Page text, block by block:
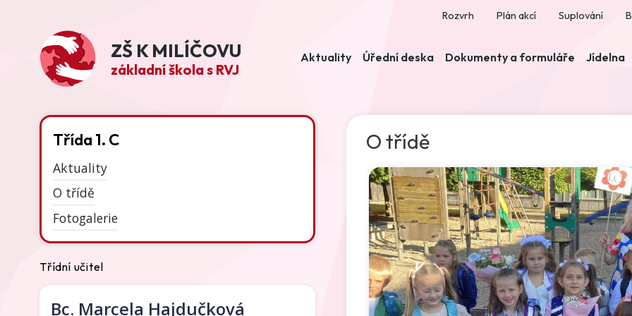
ZŠ K MILÍČOVU
základní škola s RVJ
Rozvrh Plán akcí Suplování
Aktuality Úřední deska Dokumenty a formuláře Jídelna
Třída 1. C
Aktuality
O třídě
Fotogalerie
Třídní učitel
Bc. Marcela Hajdučková
O třídě